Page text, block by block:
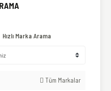
Hızlı Marka Arama
Tüm Markalar